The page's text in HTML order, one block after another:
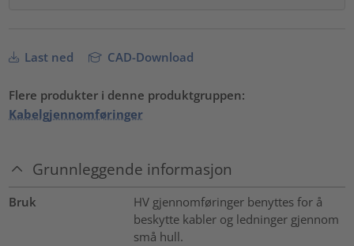
Last ned CAD-Download
Flere produkter i denne produktgruppen:
Kabelgjennomføringer
Grunnleggende informasjon
Bruk
HV gjennomføringer benyttes for å
beskytte kabler og ledninger gjennom
små hull.